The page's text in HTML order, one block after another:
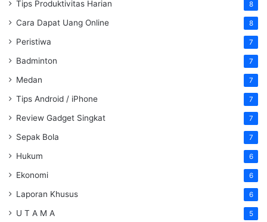
Tips Produktivitas Harian 8
Cara Dapat Uang Online 8
Peristiwa 7
Badminton 7
Medan 7
Tips Android / iPhone 7
Review Gadget Singkat 7
Sepak Bola 7
Hukum 6
Ekonomi 6
Laporan Khusus 6
U T A M A 5